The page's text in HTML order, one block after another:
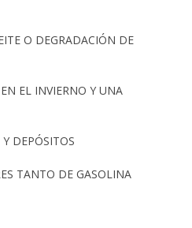
O DEGRADACIÓN DE
EL INVIERNO Y UNA
DEPÓSITOS
TANTO DE GASOLINA